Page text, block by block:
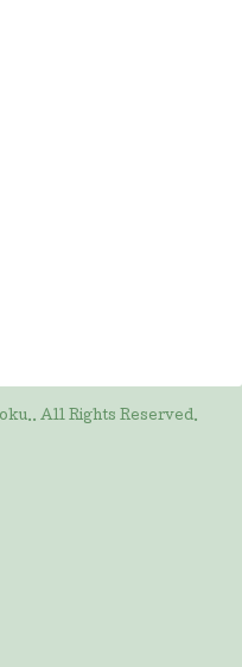
. All Rights Reserved.